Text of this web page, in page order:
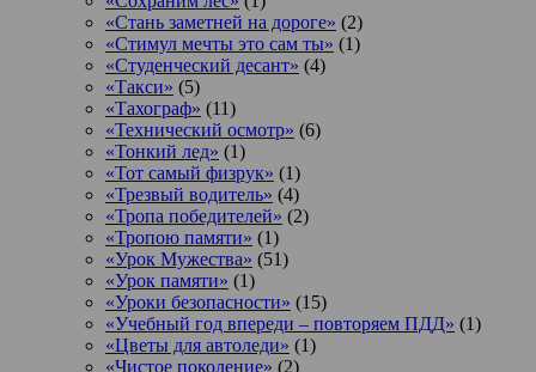
«Стань заметней на дороге» (2)
«Стимул мечты это сам ты» (1)
«Студенческий десант» (4)
«Такси» (5)
«Тахограф» (11)
«Технический осмотр» (6)
«Тонкий лед» (1)
«Тот самый физрук» (1)
«Трезвый водитель» (4)
«Тропа победителей» (2)
«Тропою памяти» (1)
«Урок Мужества» (51)
«Урок памяти» (1)
«Уроки безопасности» (15)
«Учебный год впереди – повторяем ПДД» (1)
«Цветы для автоледи» (1)
«Чистое поколение» (2)